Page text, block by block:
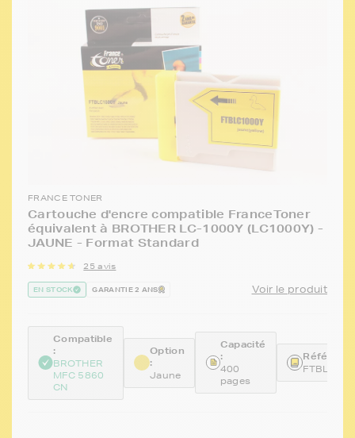
FRANCE TONER
Cartouche d'encre compatible FranceToner
équivalent à BROTHER LC-1000Y (LC1000Y) -
JAUNE - Format Standard
25 avis
EN STOCK GARANTIE 2 ANS Voir le produit
Compatible
:
BROTHER
MFC 5860
CN
Option
:
Jaune
Capacité
:
400
pages